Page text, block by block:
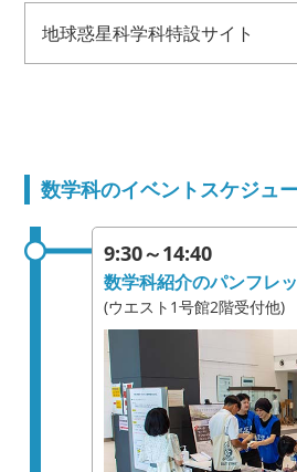
地球惑星科学科特設サイト
数学科のイベントスケジュ
9:30～14:40
数学科紹介のパンフレ
(ウエスト1号館2階受付他)